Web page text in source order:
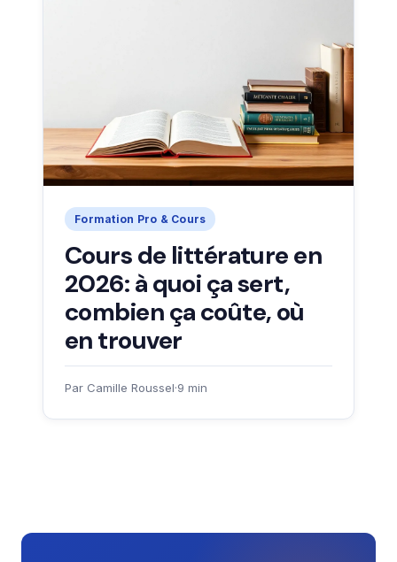
Formation Pro & Cours
Cours de littérature en
2026: à quoi ça sert,
combien ça coûte, où
en trouver
Par Camille Roussel·9 min